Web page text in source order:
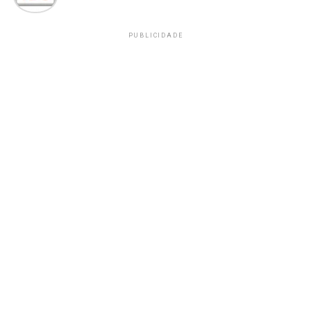
PUBLICIDADE